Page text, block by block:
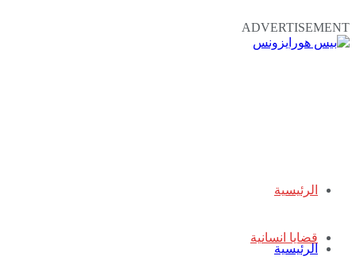
ADVERTISEMENT
الرئيسية
قضايا انسانية
الرئيسية